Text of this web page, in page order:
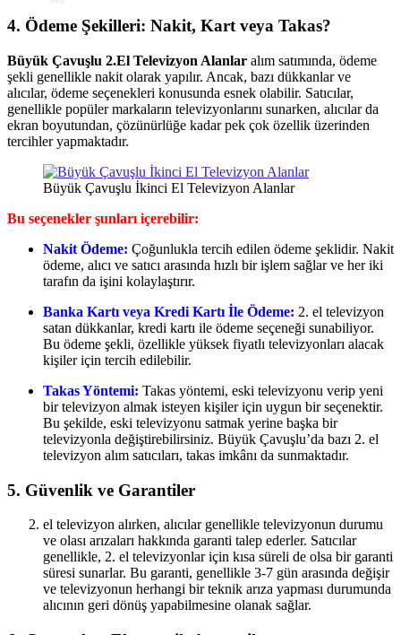
4. Ödeme Şekilleri: Nakit, Kart veya Takas?
Büyük Çavuşlu 2.El Televizyon Alanlar alım satımında, ödeme
şekli genellikle nakit olarak yapılır. Ancak, bazı dükkanlar ve
alıcılar, ödeme seçenekleri konusunda esnek olabilir. Satıcılar,
genellikle popüler markaların televizyonlarını sunarken, alıcılar da
ekran boyutundan, çözünürlüğe kadar pek çok özellik üzerinden
tercihler yapmaktadır.
Büyük Çavuşlu İkinci El Televizyon Alanlar
Bu seçenekler şunları içerebilir:
Nakit Ödeme: Çoğunlukla tercih edilen ödeme şeklidir. Nakit
ödeme, alıcı ve satıcı arasında hızlı bir işlem sağlar ve her iki
tarafın da işini kolaylaştırır.
Banka Kartı veya Kredi Kartı İle Ödeme: 2. el televizyon
satan dükkanlar, kredi kartı ile ödeme seçeneği sunabiliyor.
Bu ödeme şekli, özellikle yüksek fiyatlı televizyonları alacak
kişiler için tercih edilebilir.
Takas Yöntemi: Takas yöntemi, eski televizyonu verip yeni
bir televizyon almak isteyen kişiler için uygun bir seçenektir.
Bu şekilde, eski televizyonu satmak yerine başka bir
televizyonla değiştirebilirsiniz. Büyük Çavuşlu’da bazı 2. el
televizyon alım satıcıları, takas imkânı da sunmaktadır.
5. Güvenlik ve Garantiler
el televizyon alırken, alıcılar genellikle televizyonun durumu
ve olası arızaları hakkında garanti talep ederler. Satıcılar
genellikle, 2. el televizyonlar için kısa süreli de olsa bir garanti
süresi sunarlar. Bu garanti, genellikle 3-7 gün arasında değişir
ve televizyonun herhangi bir teknik arıza yapması durumunda
alıcının geri dönüş yapabilmesine olanak sağlar.